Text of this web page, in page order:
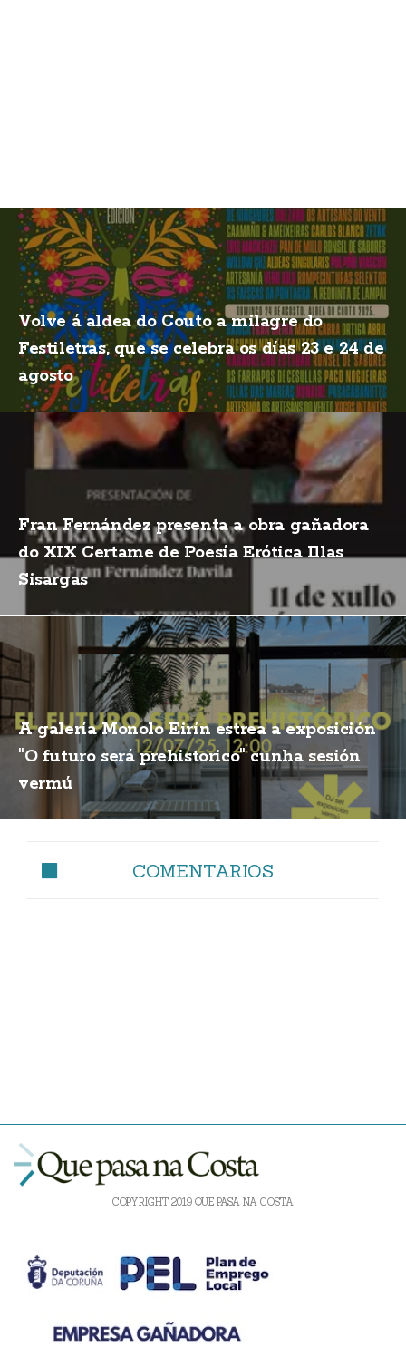
Volve á aldea do Couto a milagre do
Festiletras, que se celebra os días 23 e 24 de
agosto
Fran Fernández presenta a obra gañadora
do XIX Certame de Poesía Erótica Illas
Sisargas
A galería Monolo Eirín estrea a exposición
"O futuro será prehistorico" cunha sesión
vermú
COMENTARIOS
COPYRIGHT 2019 QUE PASA NA COSTA